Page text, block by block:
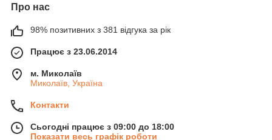
Про нас
98% позитивних з 381 відгука за рік
Працює з 23.06.2014
м. Миколаїв
Миколаїв, Україна
Контакти
Сьогодні працює з 09:00 до 18:00
Показати весь графік роботи